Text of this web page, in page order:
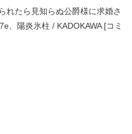
れたら見知らぬ公爵様に求婚さ
、陽炎氷柱 / KADOKAWA [コミ